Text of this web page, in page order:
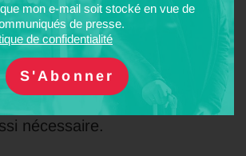
mon e-mail soit stocké en vue de
de presse.
de confidentialité
de la grille permettrait de
tout comme une
de TER interrégionaux.
prise en compte des usagers de
nécessaire.